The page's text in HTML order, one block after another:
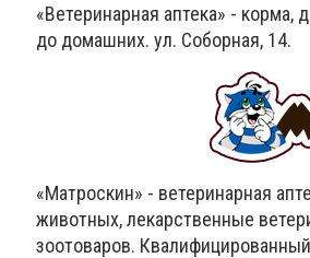
«Ветеринарная аптека» - корма,
до домашних. ул. Соборная, 14.
«Матроскин» - ветеринарная
животных, лекарственные
зоотоваров.